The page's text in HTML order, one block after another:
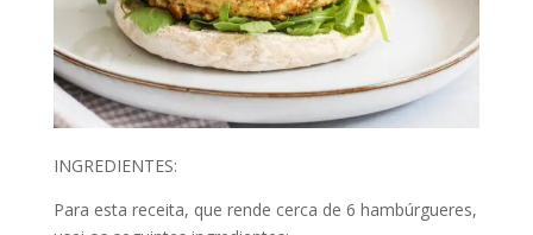
INGREDIENTES:
Para esta receita, que rende cerca de 6 hambúrgueres,